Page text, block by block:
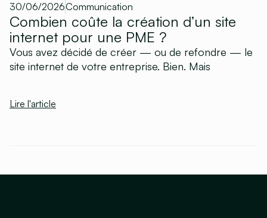
30/06/2026Communication
Combien coûte la création d’un site
internet pour une PME ?
Vous avez décidé de créer — ou de refondre — le
site internet de votre entreprise. Bien. Mais
Lire l'article